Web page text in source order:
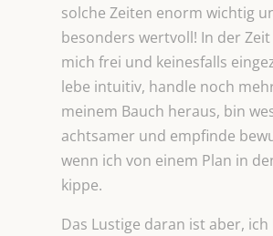
solche Zeiten enorm wichtig
besonders wertvoll! In der
mich frei und keinesfalls
lebe intuitiv, handle noch
meinem Bauch heraus, bin
achtsamer und empfinde
wenn ich von einem Plan in
kippe.
Das Lustige daran ist aber,